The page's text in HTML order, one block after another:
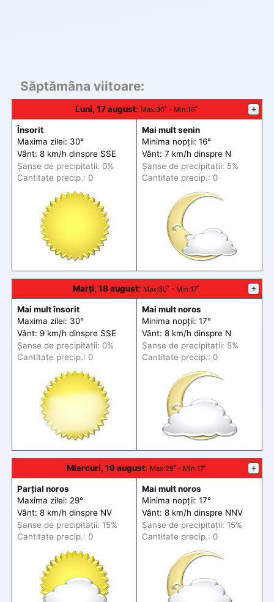
Săptămâna viitoare:
Luni, 17 august: Max:30˚ - Min:16˚ +
Însorit
Maxima zilei: 30°
Vânt: 8 km/h dinspre SSE
Șanse de precipitații: 0%
Cantitate precip.: 0
Mai mult senin
Minima nopții: 16°
Vânt: 7 km/h dinspre N
Șanse de precipitații: 5%
Cantitate precip.: 0
Marți, 18 august: Max:30˚ - Min:17˚ +
Mai mult însorit
Maxima zilei: 30°
Vânt: 9 km/h dinspre SSE
Șanse de precipitații: 0%
Cantitate precip.: 0
Mai mult noros
Minima nopții: 17°
Vânt: 8 km/h dinspre N
Șanse de precipitații: 5%
Cantitate precip.: 0
Miercuri, 19 august: Max:29˚ - Min:17˚ +
Parțial noros
Maxima zilei: 29°
Vânt: 8 km/h dinspre NV
Șanse de precipitații: 15%
Cantitate precip.: 0
Mai mult noros
Minima nopții: 17°
Vânt: 8 km/h dinspre NNV
Șanse de precipitații: 15%
Cantitate precip.: 0